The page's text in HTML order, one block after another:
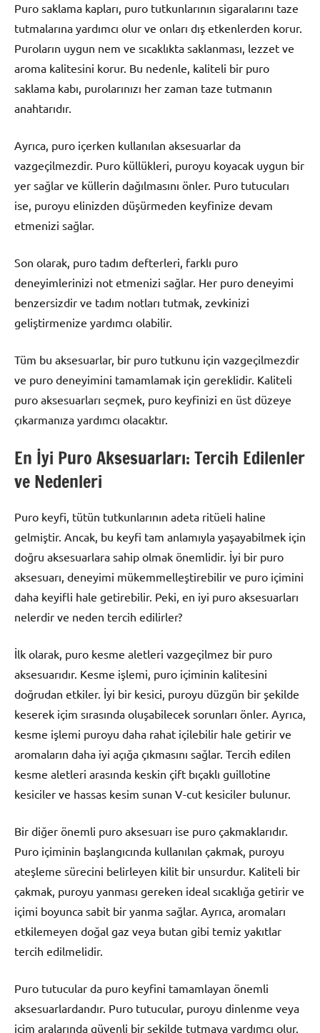
Puro saklama kapları, puro tutkunlarının sigaralarını taze
tutmalarına yardımcı olur ve onları dış etkenlerden korur.
Puroların uygun nem ve sıcaklıkta saklanması, lezzet ve
aroma kalitesini korur. Bu nedenle, kaliteli bir puro
saklama kabı, purolarınızı her zaman taze tutmanın
anahtarıdır.
Ayrıca, puro içerken kullanılan aksesuarlar da
vazgeçilmezdir. Puro küllükleri, puroyu koyacak uygun bir
yer sağlar ve küllerin dağılmasını önler. Puro tutucuları
ise, puroyu elinizden düşürmeden keyfinize devam
etmenizi sağlar.
Son olarak, puro tadım defterleri, farklı puro
deneyimlerinizi not etmenizi sağlar. Her puro deneyimi
benzersizdir ve tadım notları tutmak, zevkinizi
geliştirmenize yardımcı olabilir.
Tüm bu aksesuarlar, bir puro tutkunu için vazgeçilmezdir
ve puro deneyimini tamamlamak için gereklidir. Kaliteli
puro aksesuarları seçmek, puro keyfinizi en üst düzeye
çıkarmanıza yardımcı olacaktır.
En İyi Puro Aksesuarları: Tercih Edilenler
ve Nedenleri
Puro keyfi, tütün tutkunlarının adeta ritüeli haline
gelmiştir. Ancak, bu keyfi tam anlamıyla yaşayabilmek için
doğru aksesuarlara sahip olmak önemlidir. İyi bir puro
aksesuarı, deneyimi mükemmelleştirebilir ve puro içimini
daha keyifli hale getirebilir. Peki, en iyi puro aksesuarları
nelerdir ve neden tercih edilirler?
İlk olarak, puro kesme aletleri vazgeçilmez bir puro
aksesuarıdır. Kesme işlemi, puro içiminin kalitesini
doğrudan etkiler. İyi bir kesici, puroyu düzgün bir şekilde
keserek içim sırasında oluşabilecek sorunları önler. Ayrıca,
kesme işlemi puroyu daha rahat içilebilir hale getirir ve
aromaların daha iyi açığa çıkmasını sağlar. Tercih edilen
kesme aletleri arasında keskin çift bıçaklı guillotine
kesiciler ve hassas kesim sunan V-cut kesiciler bulunur.
Bir diğer önemli puro aksesuarı ise puro çakmaklarıdır.
Puro içiminin başlangıcında kullanılan çakmak, puroyu
ateşleme sürecini belirleyen kilit bir unsurdur. Kaliteli bir
çakmak, puroyu yanması gereken ideal sıcaklığa getirir ve
içimi boyunca sabit bir yanma sağlar. Ayrıca, aromaları
etkilemeyen doğal gaz veya butan gibi temiz yakıtlar
tercih edilmelidir.
Puro tutucular da puro keyfini tamamlayan önemli
aksesuarlardandır. Puro tutucular, puroyu dinlenme veya
içim aralarında güvenli bir şekilde tutmaya yardımcı olur.